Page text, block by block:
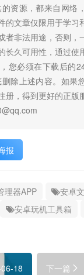
资源，都来自网络
的文章仅限用于学习
者非法用途，否则，
长久可用性，通过使
您必须在下载后的
除上述内容。如果
册，得到更好的正版
报
理器APP
安卓
安卓玩机工具箱
18
下一篇